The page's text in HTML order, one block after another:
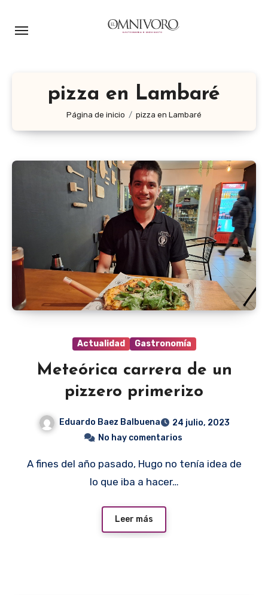
pizza en Lambaré
Página de inicio pizza en Lambaré
Actualidad Gastronomía
Meteórica carrera de un
pizzero primerizo
Eduardo Baez Balbuena
24 julio, 2023
No hay comentarios
A fines del año pasado, Hugo no tenía idea de
lo que iba a hacer…
Leer más